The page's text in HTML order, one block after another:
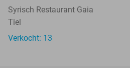
Syrisch Restaurant Gaia
Tiel
Verkocht: 13